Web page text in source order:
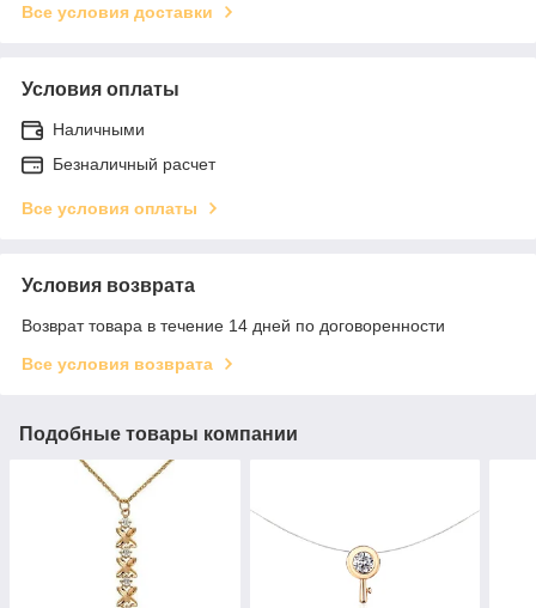
Все условия доставки
Условия оплаты
Наличными
Безналичный расчет
Все условия оплаты
Условия возврата
Возврат товара в течение 14 дней по договоренности
Все условия возврата
Подобные товары компании